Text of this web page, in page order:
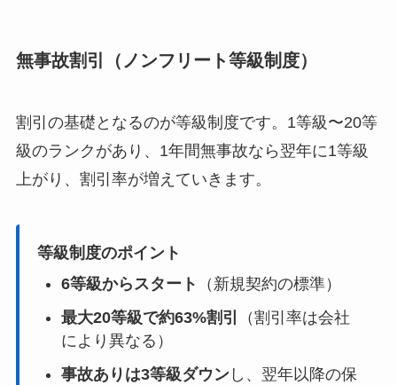
無事故割引（ノンフリート等級制度）
割引の基礎となるのが等級制度です。1等級〜20等
級のランクがあり、1年間無事故なら翌年に1等級
上がり、割引率が増えていきます。
等級制度のポイント
6等級からスタート
（新規契約の標準）
最大20等級で約63%割引
（割引率は会社
により異なる）
事故ありは3等級ダウンし、翌年以降の保